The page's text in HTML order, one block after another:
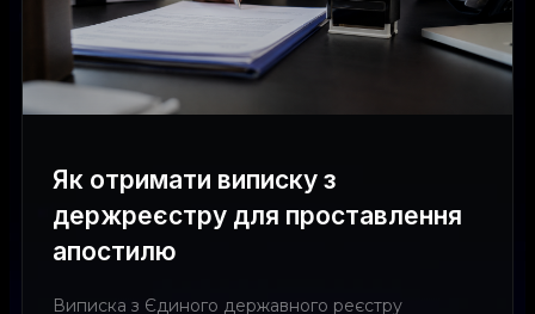
Як отримати виписку з
держреєстру для проставлення
апостилю
Виписка з Єдиного державного реєстру